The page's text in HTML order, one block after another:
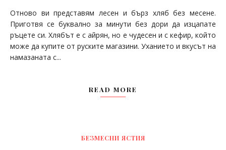
Отново ви представям лесен и бърз хляб без месене.
Приготвя се буквално за минути без дори да изцапате
ръцете си. Хлябът е с айрян, но е чудесен и с кефир, който
може да купите от руските магазини. Уханието и вкусът на
намазаната с...
READ MORE
БЕЗМЕСНИ ЯСТИЯ